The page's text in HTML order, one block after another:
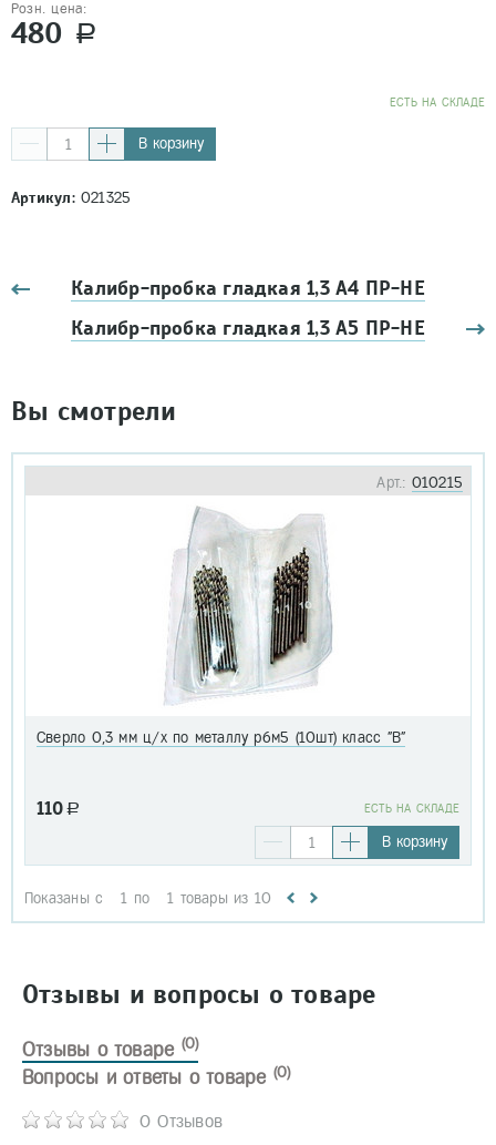
Розн. цена:
480 a
EСТЬ НА СКЛАДЕ
В корзину
Артикул:021325
Калибр-пробка гладкая 1,3 А4 ПР-НЕ
Калибр-пробка гладкая 1,3 А5 ПР-НЕ
Вы смотрели
Арт.: 010215
Сверло 0,3 мм ц/х по металлу р6м5 (10шт) класс "В"
110 a EСТЬ НА СКЛАДЕ
В корзину
Показаны с 1 по 1 товары из 10
Отзывы и вопросы о товаре
Отзывы о товаре (0)
0 Отзывов
Вопросы и ответы о товаре (0)